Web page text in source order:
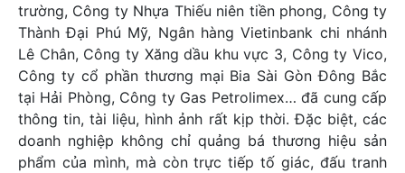
trường, Công ty Nhựa Thiếu niên tiền phong, Công ty
Thành Đại Phú Mỹ, Ngân hàng Vietinbank chi nhánh
Lê Chân, Công ty Xăng dầu khu vực 3, Công ty Vico,
Công ty cổ phần thương mại Bia Sài Gòn Đông Bắc
tại Hải Phòng, Công ty Gas Petrolimex… đã cung cấp
thông tin, tài liệu, hình ảnh rất kịp thời. Đặc biệt, các
doanh nghiệp không chỉ quảng bá thương hiệu sản
phẩm của mình, mà còn trực tiếp tố giác, đấu tranh